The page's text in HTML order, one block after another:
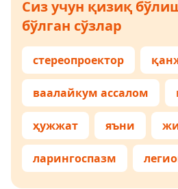
Сиз учун қизиқ
бўлган сўзлар
стереопроектор
ваалайкум ассалом
ҳужжат яъни
ларингоспазм